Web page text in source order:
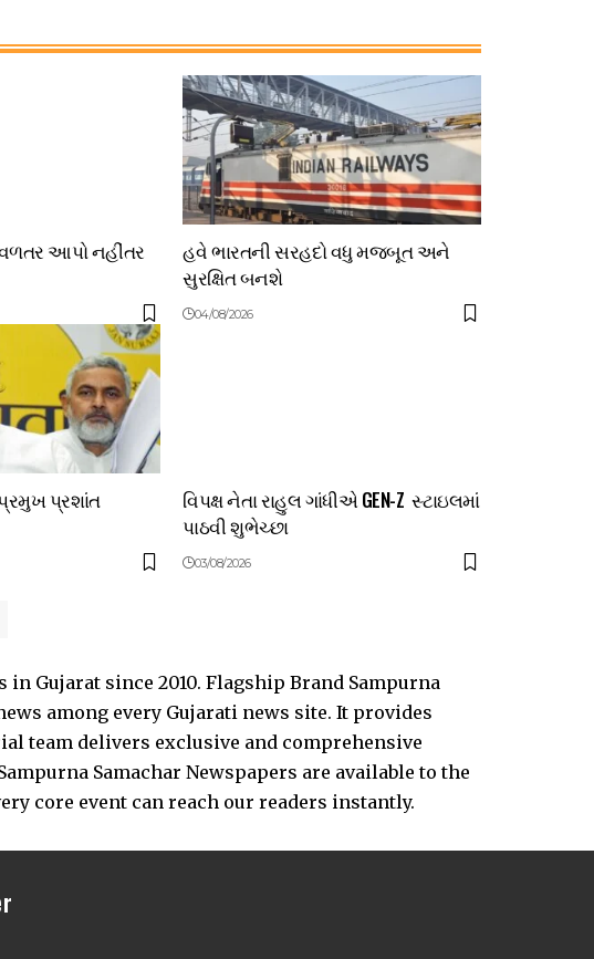
વળતર આપો નહીંતર
હવે ભારતની સરહદો વધુ મજબૂત અને
સુરક્ષિત બનશે
04/08/2026
પ્રશાંત
વિપક્ષ નેતા રાહુલ ગાંધીએ GEN-Z સ્ટાઇલમાં
પાઠવી શુભેચ્છા
03/08/2026
Gujarat since 2010. Flagship Brand Sampurna
among every Gujarati news site. It provides
team delivers exclusive and comprehensive
Samachar Newspapers are available to the
core event can reach our readers instantly.